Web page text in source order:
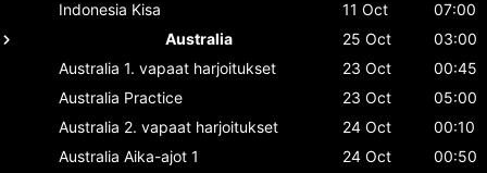
Indonesia Kisa 11 Oct
07:00
Australia
25 Oct
03:00
Australia 1. vapaat harjoitukset 23 Oct
00:45
Australia Practice 23 Oct
05:00
Australia 2. vapaat harjoitukset 24 Oct
00:10
Australia Aika-ajot 1 24 Oct
00:50